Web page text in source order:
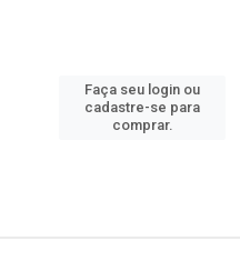
Faça seu login ou
cadastre-se para
comprar.